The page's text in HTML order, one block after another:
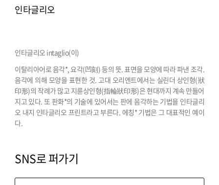
인타글리오
인타글리오 intaglio(이)
이탈리아어로 음각*, 요각(凹刻) 등의 뜻. 표면을 모양에 따라 파낸 조각.
음각에 의해 모양을 표현한 것. 고대 오리엔트에서는 실린더 상인형(狀
印形)의 작례가 많고 지륜상인형(指輪狀印形)은 현대까지 계속 만들어
지고 있다. 또 판화*의 기술에 있어서는 판에 음각하는 기법을 인타글리
오 내지 인타글리오 프린트라고 부른다. 에칭* 기법은 그 대표적인 예이
다.
SNS로 퍼가기